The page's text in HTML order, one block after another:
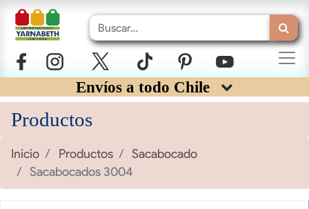
Envíos a todo Chile
Productos
Inicio Productos
Sacabocado
Sacabocados 3004